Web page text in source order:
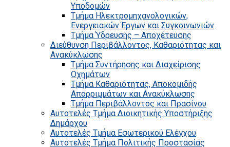
Υποδομών
Τμήμα Ηλεκτρομηχανολογικών,
Ενεργειακών Έργων και Συγκοινωνιών
Τμήμα Ύδρευσης – Αποχέτευσης
Διεύθυνση Περιβάλλοντος, Καθαριότητας και
Ανακύκλωσης
Τμήμα Συντήρησης και Διαχείρισης
Οχημάτων
Τμήμα Καθαριότητας, Αποκομιδής
Απορριμμάτων και Ανακύκλωσης
Τμήμα Περιβάλλοντος και Πρασίνου
Αυτοτελές Τμήμα Διοικητικής Υποστήριξης
Δημάρχου
Αυτοτελές Τμήμα Εσωτερικού Ελέγχου
Αυτοτελές Τμήμα Πολιτικής Προστασίας